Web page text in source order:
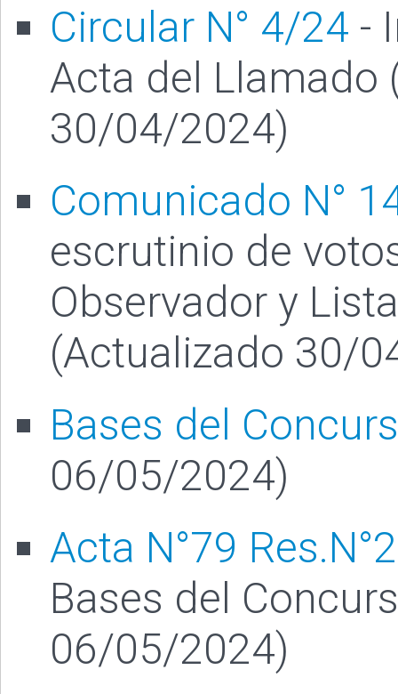
Circular N° 4/24 -
Acta del Llamado
30/04/2024)
Comunicado N°
escrutinio de
Observador y
(Actualizado 30/
Bases del
06/05/2024)
Acta N°79
Bases del
06/05/2024)